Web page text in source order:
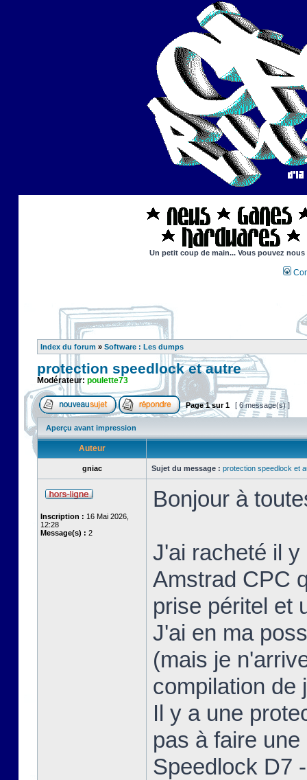
Un petit coup de main... Vous pouvez
Index du forum » Software : Les dumps
protection speedlock et autre
Modérateur: poulette73
Page1sur1 [ 6 message(s) ]
Aperçu avant impression
Auteur
gniac Sujet du message : protection speedlock et
Inscription : 16 Mai 2026,
12:28
Message(s) : 2
Bonjour à
J'ai racheté il
Amstrad CPC
prise péritel et
J'ai en ma
(mais je
compilation de
Il y a une
pas à faire
Speedlock D7